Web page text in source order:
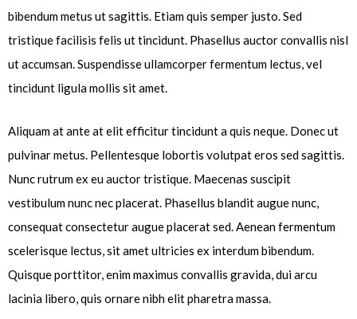
bibendum metus ut sagittis. Etiam quis semper justo. Sed
tristique facilisis felis ut tincidunt. Phasellus auctor convallis nisl
ut accumsan. Suspendisse ullamcorper fermentum lectus, vel
tincidunt ligula mollis sit amet.
Aliquam at ante at elit efficitur tincidunt a quis neque. Donec ut
pulvinar metus. Pellentesque lobortis volutpat eros sed sagittis.
Nunc rutrum ex eu auctor tristique. Maecenas suscipit
vestibulum nunc nec placerat. Phasellus blandit augue nunc,
consequat consectetur augue placerat sed. Aenean fermentum
scelerisque lectus, sit amet ultricies ex interdum bibendum.
Quisque porttitor, enim maximus convallis gravida, dui arcu
lacinia libero, quis ornare nibh elit pharetra massa.